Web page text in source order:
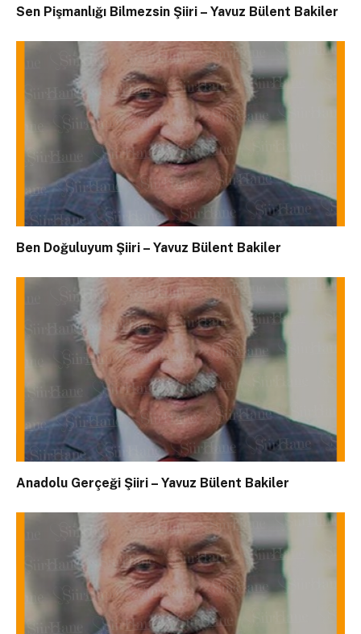
Sen Pişmanlığı Bilmezsin Şiiri – Yavuz Bülent Bakiler
Ben Doğuluyum Şiiri – Yavuz Bülent Bakiler
Anadolu Gerçeği Şiiri – Yavuz Bülent Bakiler